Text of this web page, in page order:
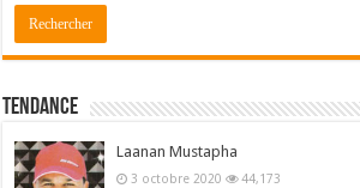
Tendance
Laanan Mustapha
3 octobre 2020 44,173